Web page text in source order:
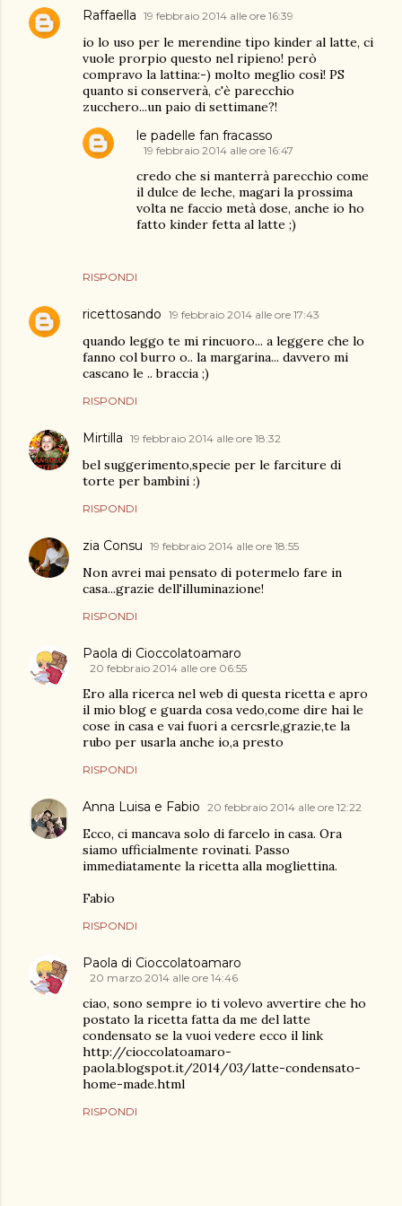
Raffaella 19 febbraio 2014 alle ore 16:39
io lo uso per le merendine tipo kinder al latte, ci
vuole prorpio questo nel ripieno! però
compravo la lattina:-) molto meglio così! PS
quanto si conserverà, c'è parecchio
zucchero...un paio di settimane?!
RISPONDI
le padelle fan fracasso
19 febbraio 2014 alle ore 16:47
credo che si manterrà parecchio come
il dulce de leche, magari la prossima
volta ne faccio metà dose, anche io ho
fatto kinder fetta al latte ;)
ricettosando 19 febbraio 2014 alle ore 17:43
quando leggo te mi rincuoro... a leggere che lo
fanno col burro o.. la margarina... davvero mi
cascano le .. braccia ;)
RISPONDI
Mirtilla 19 febbraio 2014 alle ore 18:32
bel suggerimento,specie per le farciture di
torte per bambini :)
RISPONDI
zia Consu 19 febbraio 2014 alle ore 18:55
Non avrei mai pensato di potermelo fare in
casa...grazie dell'illuminazione!
RISPONDI
Paola di Cioccolatoamaro
20 febbraio 2014 alle ore 06:55
Ero alla ricerca nel web di questa ricetta e apro
il mio blog e guarda cosa vedo,come dire hai le
cose in casa e vai fuori a cercsrle,grazie,te la
rubo per usarla anche io,a presto
RISPONDI
Anna Luisa e Fabio 20 febbraio 2014 alle ore 12:22
Ecco, ci mancava solo di farcelo in casa. Ora
siamo ufficialmente rovinati. Passo
immediatamente la ricetta alla mogliettina.
Fabio
RISPONDI
Paola di Cioccolatoamaro
20 marzo 2014 alle ore 14:46
ciao, sono sempre io ti volevo avvertire che ho
postato la ricetta fatta da me del latte
condensato se la vuoi vedere ecco il link
http://cioccolatoamaro-
paola.blogspot.it/2014/03/latte-condensato-
home-made.html
RISPONDI